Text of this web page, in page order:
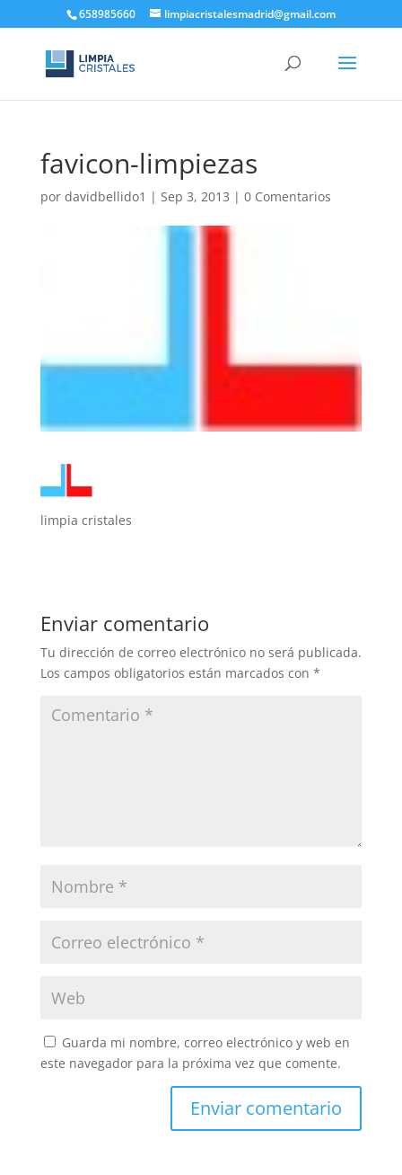
658985660 limpiacristalesmadrid@gmail.com
favicon-limpiezas
por davidbellido1 | Sep 3, 2013 | 0 Comentarios
limpia cristales
Enviar comentario
Tu dirección de correo electrónico no será publicada.
Los campos obligatorios están marcados con *
Guarda mi nombre, correo electrónico y web en
este navegador para la próxima vez que comente.